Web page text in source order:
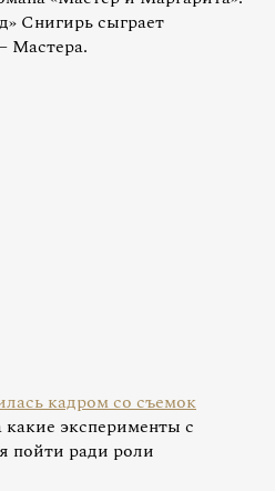
Снигирь сыграет
Мастера.
кадром со съемок
какие эксперименты с
пойти ради роли